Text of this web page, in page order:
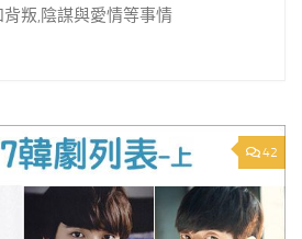
叛,陰謀與愛情等事情
42